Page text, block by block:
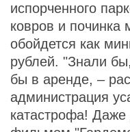
испорченного
ковров и починка
обойдется как
рублей. "Знали
бы в аренде, –
администрация
катастрофа! Даже